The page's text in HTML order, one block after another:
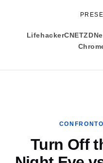
LifehackerCNET
Turn Off